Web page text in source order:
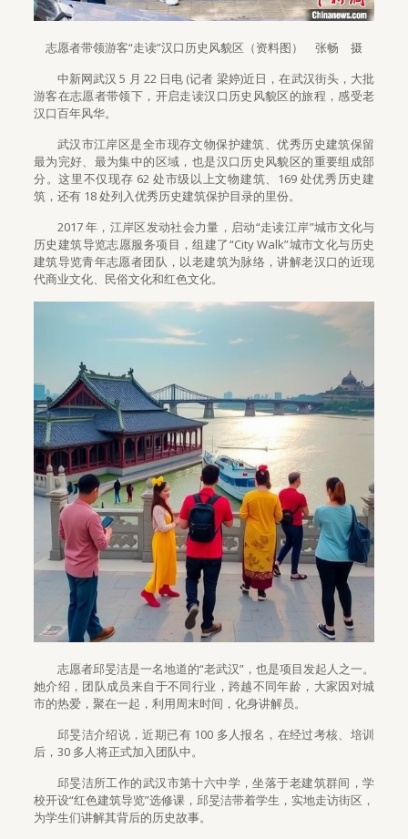
志愿者带领游客“走读”汉口历史风貌区（资料图） 张畅 摄
中新网武汉 5 月 22 日电 (记者 梁婷)近日，在武汉街头，大批
游客在志愿者带领下，开启走读汉口历史风貌区的旅程，感受老
汉口百年风华。
武汉市江岸区是全市现存文物保护建筑、优秀历史建筑保留
最为完好、最为集中的区域，也是汉口历史风貌区的重要组成部
分。这里不仅现存 62 处市级以上文物建筑、169 处优秀历史建
筑，还有 18 处列入优秀历史建筑保护目录的里份。
2017 年，江岸区发动社会力量，启动“走读江岸”城市文化与
历史建筑导览志愿服务项目，组建了“City Walk”城市文化与历史
建筑导览青年志愿者团队，以老建筑为脉络，讲解老汉口的近现
代商业文化、民俗文化和红色文化。
志愿者邱旻洁是一名地道的“老武汉”，也是项目发起人之一。
她介绍，团队成员来自于不同行业，跨越不同年龄，大家因对城
市的热爱，聚在一起，利用周末时间，化身讲解员。
邱旻洁介绍说，近期已有 100 多人报名，在经过考核、培训
后，30 多人将正式加入团队中。
邱旻洁所工作的武汉市第十六中学，坐落于老建筑群间，学
校开设“红色建筑导览”选修课，邱旻洁带着学生，实地走访街区，
为学生们讲解其背后的历史故事。